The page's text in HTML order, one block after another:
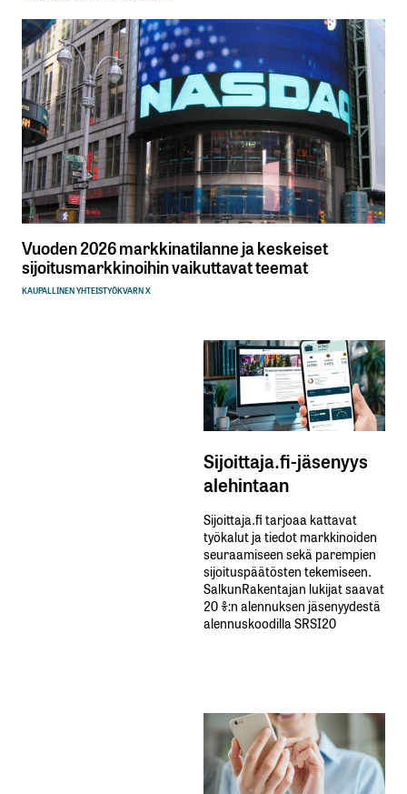
Vuoden 2026 markkinatilanne ja keskeiset
sijoitusmarkkinoihin vaikuttavat teemat
KAUPALLINEN YHTEISTYÖKVARN X
Sijoittaja.fi-jäsenyys
alehintaan
Sijoittaja.fi tarjoaa kattavat
työkalut ja tiedot markkinoiden
seuraamiseen sekä parempien
sijoituspäätösten tekemiseen.
SalkunRakentajan lukijat saavat
20 %:n alennuksen jäsenyydestä
alennuskoodilla SRSI20